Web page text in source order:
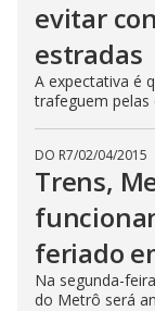
evitar
estradas
A expectativa é
trafeguem pelas
DO R7/02/04/2015
Trens,
feriado
Na segunda-
do Metrô será